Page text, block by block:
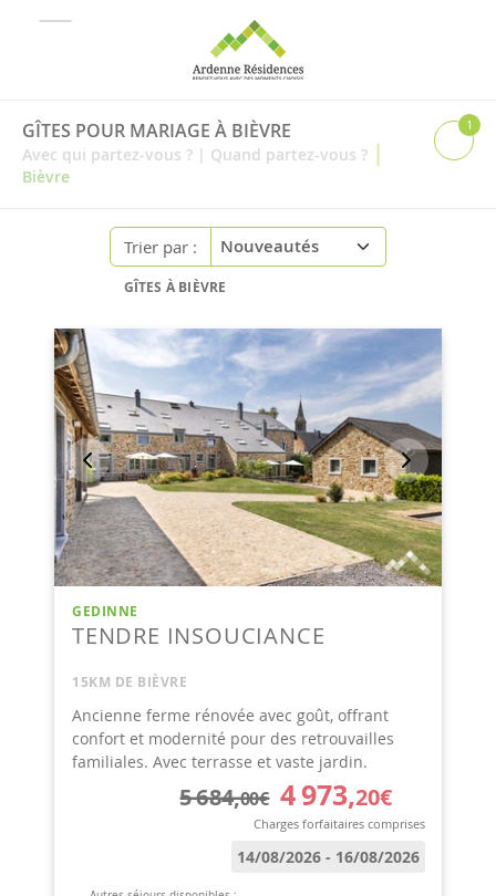
GÎTES POUR MARIAGE À BIÈVRE
Avec qui partez-vous ? | Quand partez-vous ? |
Bièvre
1
Trier par :
GÎTES À BIÈVRE